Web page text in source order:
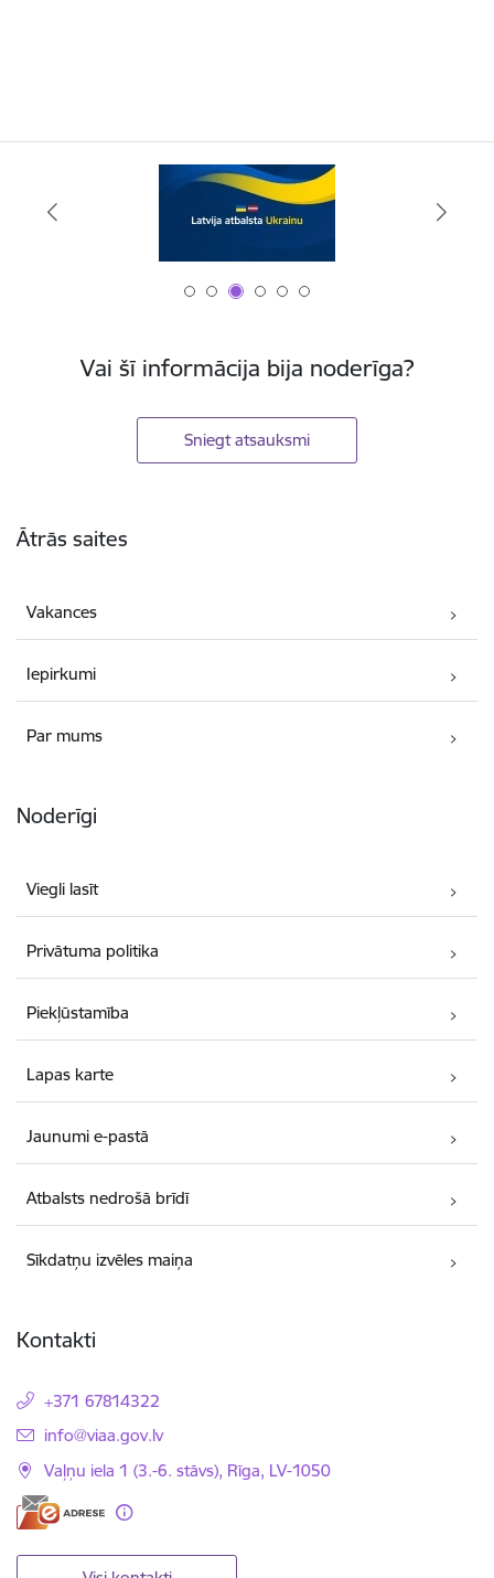
Vai šī informācija bija noderīga?
Sniegt atsauksmi
Ātrās saites
Vakances
Iepirkumi
Par mums
Noderīgi
Viegli lasīt
Privātuma politika
Piekļūstamība
Lapas karte
Jaunumi e-pastā
Atbalsts nedrošā brīdī
Sīkdatņu izvēles maiņa
Kontakti
+371 67814322
E-pasts:
info@viaa.gov.lv
Vaļņu iela 1 (3.-6. stāvs), Rīga, LV-1050